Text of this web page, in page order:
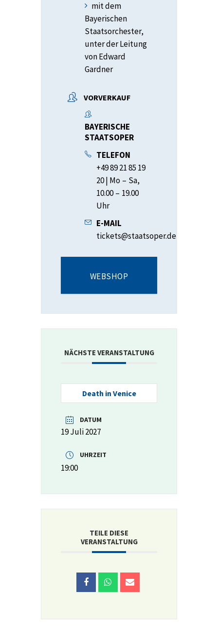
mit dem
Bayerischen
Staatsorchester,
unter der Leitung
von Edward
Gardner
VORVERKAUF
BAYERISCHE
STAATSOPER
TELEFON
+49 89 21 85 19
20 | Mo – Sa,
10.00 – 19.00
Uhr
E-MAIL
tickets@staatsoper.de
WEBSHOP
NÄCHSTE VERANSTALTUNG
Death in Venice
DATUM
19 Juli 2027
UHRZEIT
19:00
TEILE DIESE
VERANSTALTUNG